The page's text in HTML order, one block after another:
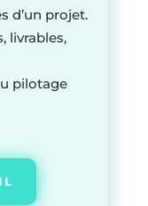
d’un projet.
livrables,
pilotage